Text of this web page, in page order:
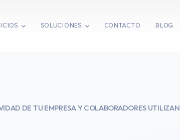
SOLUCIONES CONTACTO BLOG
DE TU EMPRESA Y COLABORADORES